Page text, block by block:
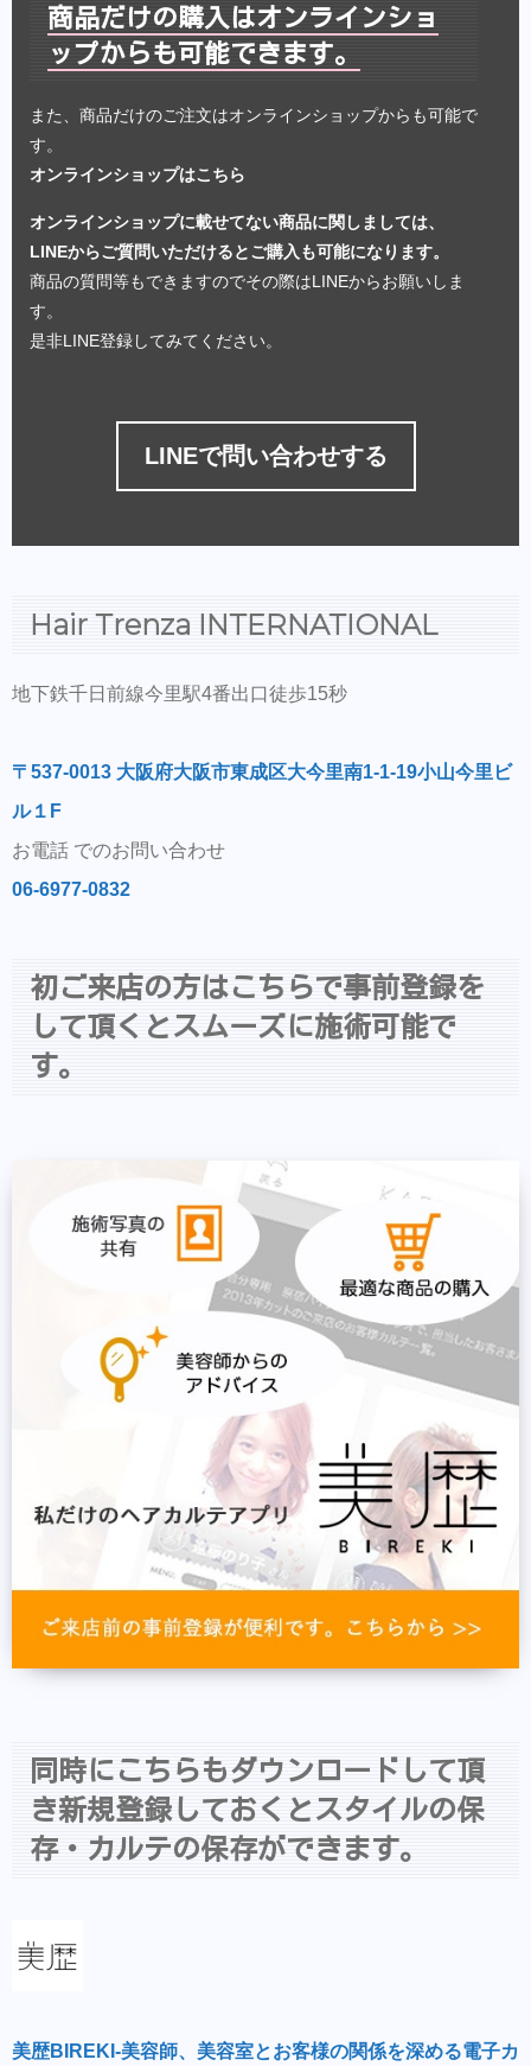
商品だけの購入はオンラインショ
ップからも可能できます。
また、商品だけのご注文はオンラインショップからも可能で
す。
オンラインショップはこちら
オンラインショップに載せてない商品に関しましては、
LINEからご質問いただけるとご購入も可能になります。
商品の質問等もできますのでその際はLINEからお願いしま
す。
是非LINE登録してみてください。
LINEで問い合わせする
Hair Trenza INTERNATIONAL
地下鉄千日前線今里駅4番出口徒歩15秒
〒537-0013 大阪府大阪市東成区大今里南1-1-19小山今里ビ
ル１F
お電話 でのお問い合わせ
06-6977-0832
初ご来店の方はこちらで事前登録を
して頂くとスムーズに施術可能で
す。
同時にこちらもダウンロードして頂
き新規登録しておくとスタイルの保
存・カルテの保存ができます。
美歴BIREKI-美容師、美容室とお客様の関係を深める電子カ